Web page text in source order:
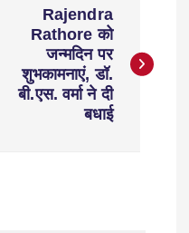
Rajendra
Rathore को
जन्मदिन पर
शुभकामनाएं, डॉ.
बी.एस. वर्मा ने दी
बधाई